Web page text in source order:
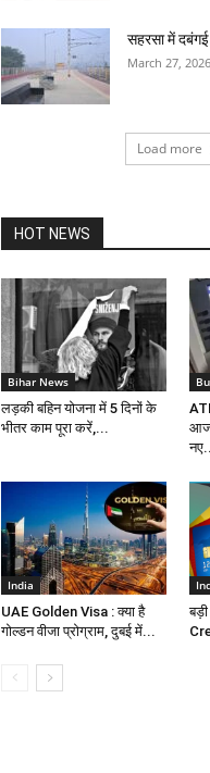
सहरसा में दबंगई
March 27, 2026
Load more
HOT NEWS
Bihar News
लड़की बहिन योजना में 5 दिनों के
भीतर काम पूरा करें,...
आज
India
UAE Golden Visa : क्या है
गोल्डन वीजा प्रोग्राम, दुबई में...